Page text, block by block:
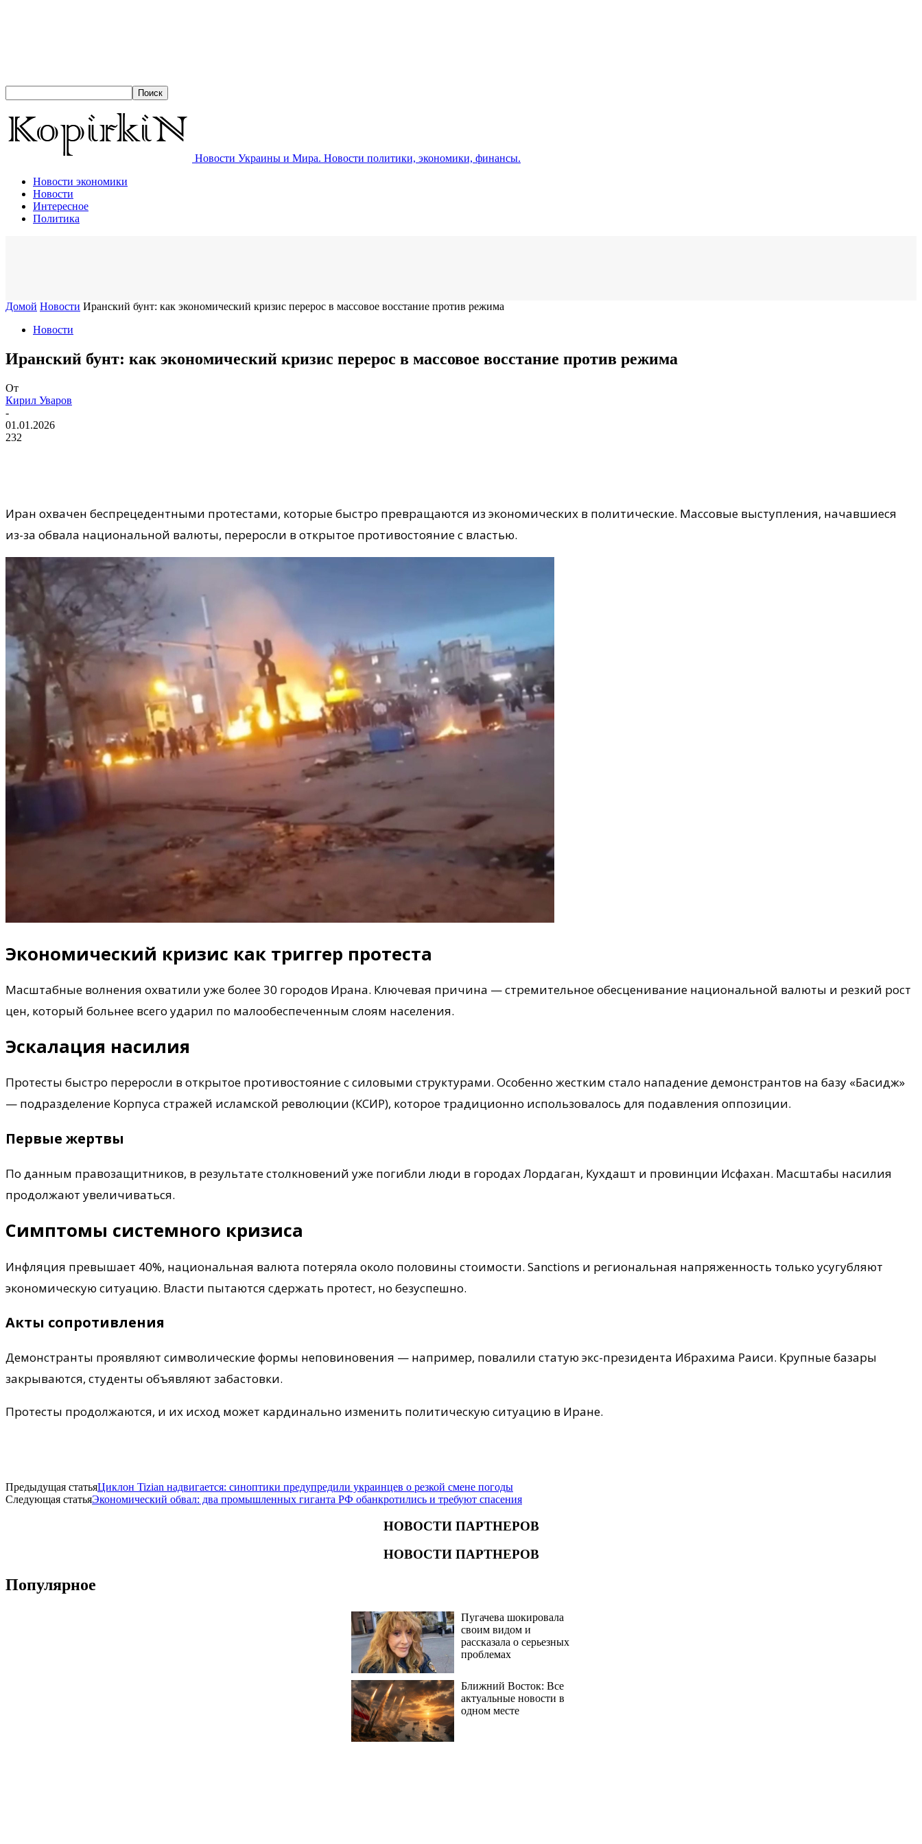
Новости Украины и Мира. Новости политики, экономики, финансы.
Новости экономики
Новости
Интересное
Политика
Домой Новости Иранский бунт: как экономический кризис перерос в массовое восстание против режима
Новости
Иранский бунт: как экономический кризис перерос в массовое восстание против режима
От
Кирил Уваров
-
01.01.2026
232
Иран охвачен беспрецедентными протестами, которые быстро превращаются из экономических в политические. Массовые выступления, начавшиеся
из-за обвала национальной валюты, переросли в открытое противостояние с властью.
Экономический кризис как триггер протеста
Масштабные волнения охватили уже более 30 городов Ирана. Ключевая причина — стремительное обесценивание национальной валюты и резкий рост
цен, который больнее всего ударил по малообеспеченным слоям населения.
Эскалация насилия
Протесты быстро переросли в открытое противостояние с силовыми структурами. Особенно жестким стало нападение демонстрантов на базу «Басидж»
— подразделение Корпуса стражей исламской революции (КСИР), которое традиционно использовалось для подавления оппозиции.
Первые жертвы
По данным правозащитников, в результате столкновений уже погибли люди в городах Лордаган, Кухдашт и провинции Исфахан. Масштабы насилия
продолжают увеличиваться.
Симптомы системного кризиса
Инфляция превышает 40%, национальная валюта потеряла около половины стоимости. Sanctions и региональная напряженность только усугубляют
экономическую ситуацию. Власти пытаются сдержать протест, но безуспешно.
Акты сопротивления
Демонстранты проявляют символические формы неповиновения — например, повалили статую экс-президента Ибрахима Раиси. Крупные базары
закрываются, студенты объявляют забастовки.
Протесты продолжаются, и их исход может кардинально изменить политическую ситуацию в Иране.
Предыдущая статьяЦиклон Tizian надвигается: синоптики предупредили украинцев о резкой смене погоды
Следующая статьяЭкономический обвал: два промышленных гиганта РФ обанкротились и требуют спасения
НОВОСТИ ПАРТНЕРОВ
НОВОСТИ ПАРТНЕРОВ
Популярное
Пугачева шокировала
своим видом и
рассказала о серьезных
проблемах
Ближний Восток: Все
актуальные новости в
одном месте